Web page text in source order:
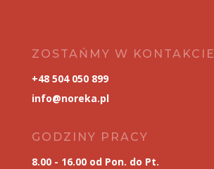
ZOSTAŃMY W KONTAKCIE
+48 504 050 899
info@noreka.pl
GODZINY PRACY
8.00 - 16.00 od Pon. do Pt.